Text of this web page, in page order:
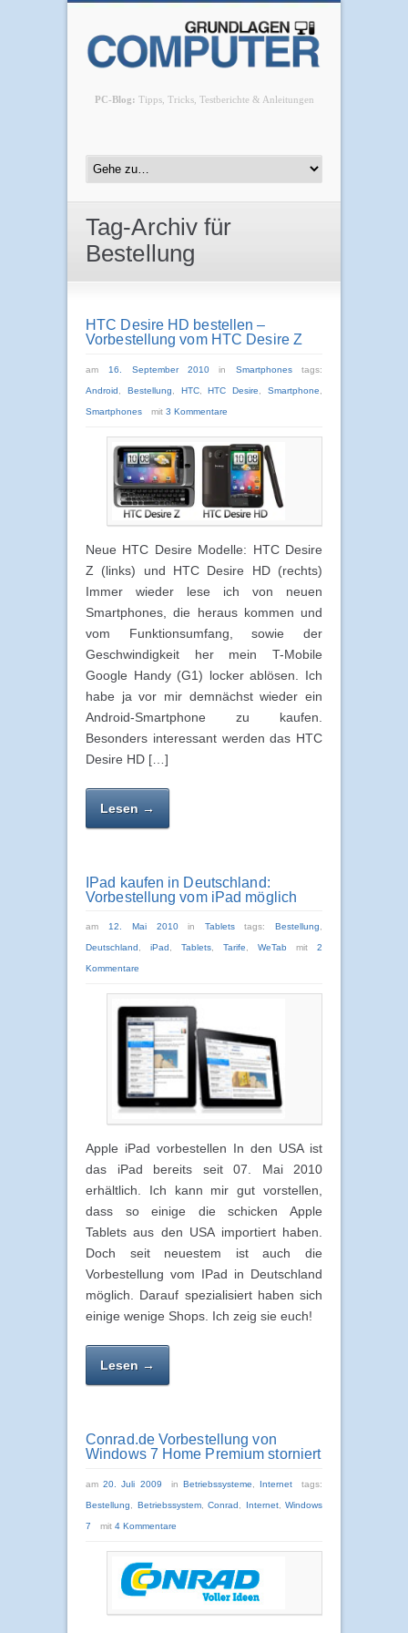
PC-Blog: Tipps, Tricks, Testberichte & Anleitungen
Tag-Archiv für
Bestellung
HTC Desire HD bestellen –
Vorbestellung vom HTC Desire Z
am 16. September 2010 in Smartphones tags:
Android Bestellung HTC,HTC Desire ,Smartphone
Smartphones mit 3 Kommentare
Neue HTC Desire Modelle: HTC Desire
Z (links) und HTC Desire HD (rechts)
Immer wieder lese ich von neuen
Smartphones, die heraus kommen und
vom Funktionsumfang, sowie der
Geschwindigkeit her mein T-Mobile
Google Handy (G1) locker ablösen. Ich
habe ja vor mir demnächst wieder ein
Android-Smartphone zu kaufen.
Besonders interessant werden das HTC
Desire HD […]
Lesen →
IPad kaufen in Deutschland:
Vorbestellung vom iPad möglich
am 12. Mai 2010 in Tablets tags: Bestellung,
Deutschland , iPad , Tablets, Tarife, WeTab mit 2
Kommentare
Apple iPad vorbestellen In den USA ist
das iPad bereits seit 07. Mai 2010
erhältlich. Ich kann mir gut vorstellen,
dass so einige die schicken Apple
Tablets aus den USA importiert haben.
Doch seit neuestem ist auch die
Vorbestellung vom IPad in Deutschland
möglich. Darauf spezialisiert haben sich
einige wenige Shops. Ich zeig sie euch!
Lesen →
Conrad.de Vorbestellung von
Windows 7 Home Premium storniert
am20. Juli 2009 in Betriebssysteme Internet tags:
Bestellung Betriebssystem, Conrad Internet, Windows
7 mit 4 Kommentare